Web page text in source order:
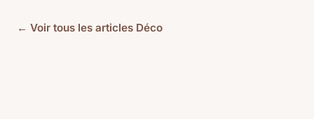
← Voir tous les articles Déco